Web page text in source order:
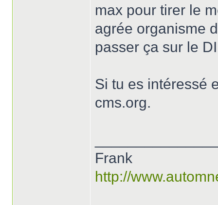
max pour tirer le
agrée organisme
passer ça sur le
Si tu es intéressé
cms.org.
Frank
http://